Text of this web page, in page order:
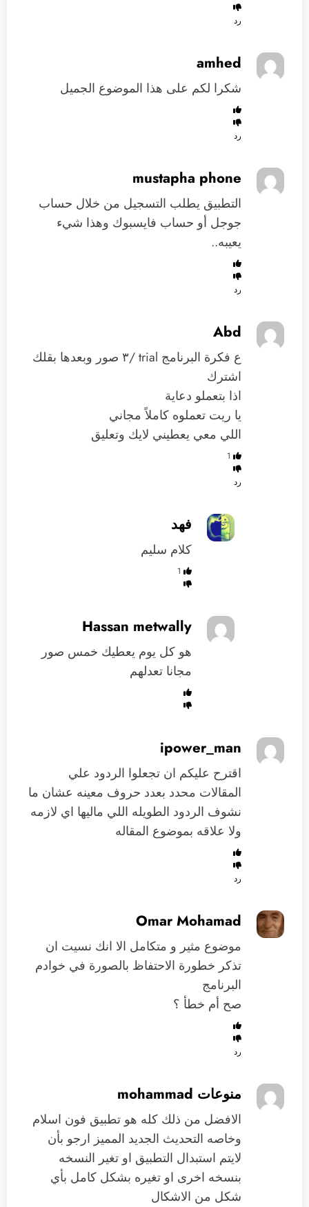
رد
amhed
شكرا لكم على هذا الموضوع الجميل
رد
mustapha phone
التطبيق يطلب التسجيل من خلال حساب
جوجل أو حساب فايسبوك وهذا شيء
يعيبه..
رد
Abd
ع فكرة البرنامج trial /٣ صور وبعدها بقلك
اشترك
اذا بتعملو دعاية
يا ريت تعملوه كاملاً مجاني
اللي معي يعطيني لايك وتعليق
1
رد
فهد
كلام سليم
1
Hassan metwally
هو كل يوم يعطيك خمس صور
مجانا تعدلهم
ipower_man
اقترح عليكم ان تجعلوا الردود علي
المقالات محدد بعدد حروف معينه عشان ما
نشوف الردود الطويله اللي ماليها اي لازمه
ولا علاقه بموضوع المقاله
رد
Omar Mohamad
موضوع مثير و متكامل الا انك نسيت ان
تذكر خطورة الاحتفاظ بالصورة في خوادم
البرنامج
صح أم خطأ ؟
رد
منوعات mohammad
الافضل من ذلك كله هو تطبيق فون اسلام
وخاصه التحديث الجديد المميز ارجو بأن
لايتم استبدال التطبيق او تغير النسخه
بنسخه اخرى او تغيره بشكل كامل بأي
شكل من الاشكال